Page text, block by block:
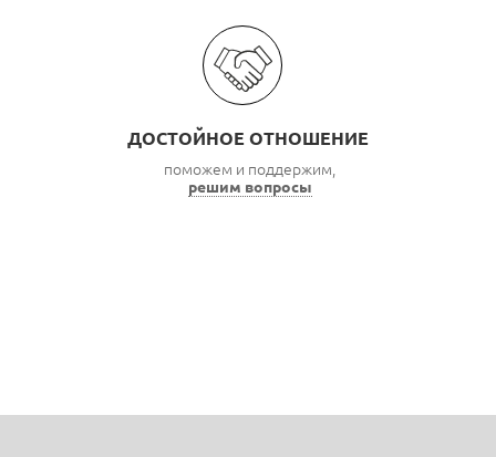
ДОСТОЙНОЕ ОТНОШЕНИЕ
поможем и поддержим,
решим вопросы